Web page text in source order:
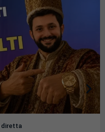
diretta